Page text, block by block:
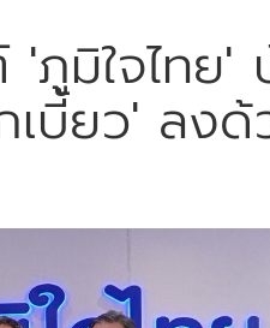
ภูมิใจไทย'
บี้ยว' ลงด้